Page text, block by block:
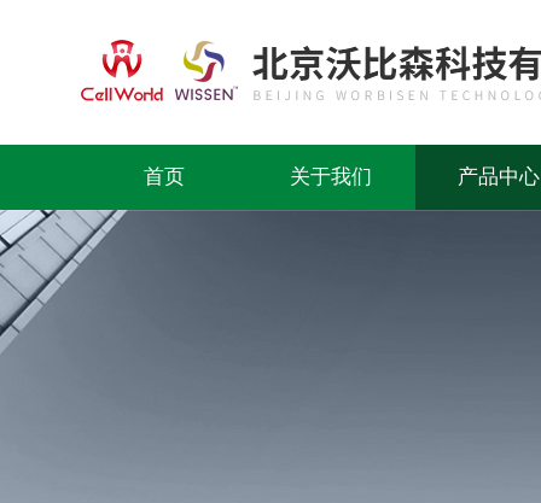
首页 关于我们 产品中心